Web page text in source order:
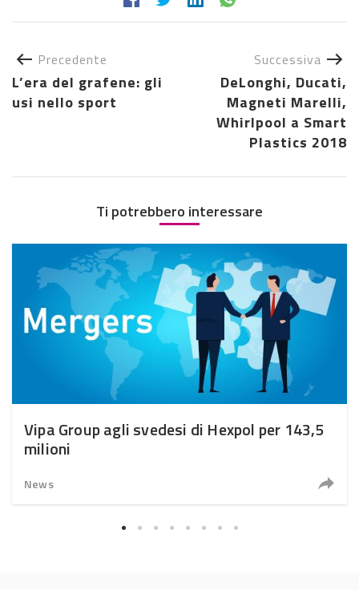
Precedente
L’era del grafene: gli
usi nello sport
Successiva
DeLonghi, Ducati,
Magneti Marelli,
Whirlpool a Smart
Plastics 2018
Ti potrebbero interessare
Vipa Group agli svedesi di Hexpol per 143,5
milioni
News